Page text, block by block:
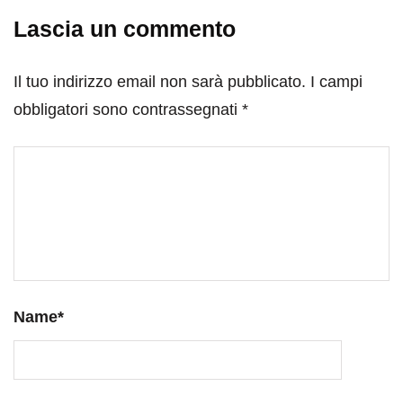
Lascia un commento
Il tuo indirizzo email non sarà pubblicato. I campi
obbligatori sono contrassegnati *
Name*